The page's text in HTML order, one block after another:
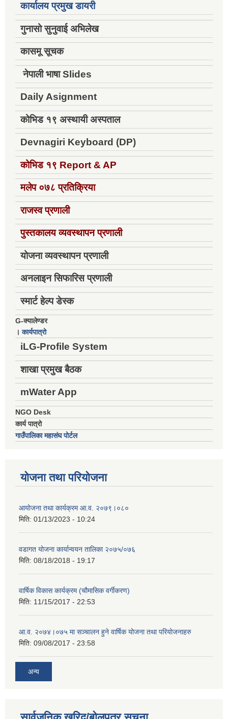
कार्यालय प्रमुख डायरी
गुनासो सुनुवाई अभिलेख
कासमू सूचक
नेपाली भाषा Slides
Daily Asignment
कोभिड १९ अस्थायी अस्पताल
Devnagiri Keyboard (DP)
कोभिड १९ Report & AP
मलेप ०७८ प्रतिक्रिया
राजस्व प्रणाली
पुस्तकालय व्यवस्थापन प्रणाली
योजना व्यवस्थापन प्रणाली
अनलाइन सिफारिस प्रणाली
स्मार्ट हेल्प डेस्क
G-क्यालेण्डर
।कार्यपात्रो
iLG-Profile System
शाखा प्रमुख बैठक
mWater App
NGO Desk
कार्य पात्रो
गाउँपालिका महासंघ पोर्टल
योजना तथा परियोजना
आयोजना तथा कार्यक्रम आ.व. २०७९।०८०
मिति: 01/13/2023 - 10:24
वडागत योजना कार्यान्वयन तालिका २०७५/०७६
मिति: 08/18/2018 - 19:17
वार्षिक विकास कार्यक्रम (चौमासिक वर्गीकरण)
मिति: 11/15/2017 - 22:53
आ.व. २०७४।०७५ मा सञ्चालन हुने वार्षिक योजना तथा परियोजनाहरु
मिति: 09/08/2017 - 23:58
अन्य